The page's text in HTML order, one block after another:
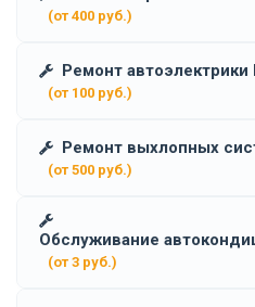
(от 400 руб.)
Ремонт автоэлектрики
(от 100 руб.)
Ремонт выхлопных
(от 500 руб.)
Обслуживание
(от 3 руб.)